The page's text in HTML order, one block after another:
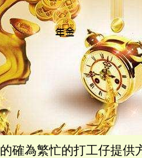
的確為繁忙的打工仔提供